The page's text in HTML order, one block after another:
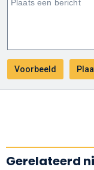
Gerelateerd